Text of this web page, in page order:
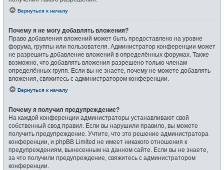
Вернуться к началу
Почему я не могу добавлять вложения?
Право добавления вложений может быть предоставлено на уровне
форума, группы или пользователя. Администратор конференции может
не разрешить добавление вложений в определённых форумах. Также
возможно, что добавлять вложения разрешено только членам
определённых групп. Если вы не знаете, почему не можете добавлять
вложения, свяжитесь с администратором конференции.
Вернуться к началу
Почему я получил предупреждение?
На каждой конференции администраторы устанавливают свой
собственный свод правил. Если вы нарушили правило, вы можете
получить предупреждение. Учтите, что это решение администратора
конференции, и phpBB Limited не имеет никакого отношения к
предупреждениям, вынесенным на данном сайте. Если вы не знаете,
за что получили предупреждение, свяжитесь с администратором
конференции.